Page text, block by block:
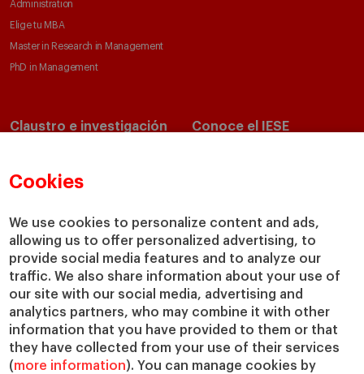
Cookies
We use cookies to personalize content and ads,
allowing us to offer personalized advertising, to
provide social media features and to analyze our
traffic. We also share information about your use of
our site with our social media, advertising and
analytics partners, who may combine it with other
information that you have provided to them or that
they have collected from your use of their services
(more information). You can manage cookies by
Administration
Elige tu MBA
Master in Research in Management
PhD in Management
Claustro e investigación
Departamentos académicos
Cátedras
IESE Insight
IESE Publishing
Conoce el IESE
Nuestro impacto
Colabora con el IESE
Servicios
Biblioteca
Canal de Compliance
Capellanía
IESE Shop